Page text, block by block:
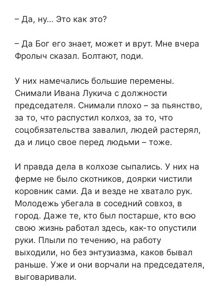
– Да, ну… Это как это?
– Да Бог его знает, может и врут. Мне вчера
Фролыч сказал. Болтают, поди.
У них намечались большие перемены.
Снимали Ивана Лукича с должности
председателя. Снимали плохо – за пьянство,
за то, что распустил колхоз, за то, что
соцобязательства завалил, людей растерял,
да и лицо свое перед людьми – тоже.
И правда дела в колхозе сыпались. У них на
ферме не было скотников, доярки чистили
коровник сами. Да и везде не хватало рук.
Молодежь убегала в соседний совхоз, в
город. Даже те, кто был постарше, кто всю
свою жизнь работал здесь, как-то опустили
руки. Плыли по течению, на работу
выходили, но без энтузиазма, каков бывал
раньше. Уже и они ворчали на председателя,
выговаривали.